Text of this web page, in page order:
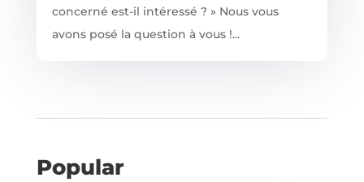
concerné est-il intéressé ? » Nous vous
avons posé la question à vous !...
Popular